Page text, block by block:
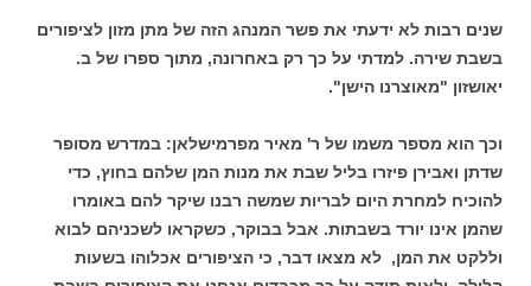
שנים רבות לא ידעתי את פשר המנהג הזה של מתן מזון לציפורים
בשבת שירה. למדתי על כך רק באחרונה, מתוך ספרו של ב.
יאושזון "מאוצרנו הישן".
וכך הוא מספר משמו של ר' מאיר מפרמישלאן: במדרש מסופר
שדתן ואבירן פיזרו בליל שבת את מנות המן שלהם בחוץ, כדי
להוכיח למחרת היום לבריות שמשה רבנו שיקר להם באומרו
שהמן אינו יורד בשבתות. אבל בבוקר, כשקראו לשכניהם לבוא
וללקט את המן, לא מצאו דבר, כי הציפורים אכלוהו בשעות